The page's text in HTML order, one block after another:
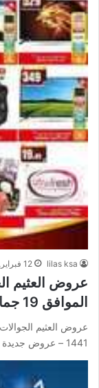
lilas ksa 12 فبراير,2020
الموافق 19 جمادى الاخر 1441 – عروض جديدة
1441 – عروض جديدة عروض العثيم الجوالات اليوم 13…